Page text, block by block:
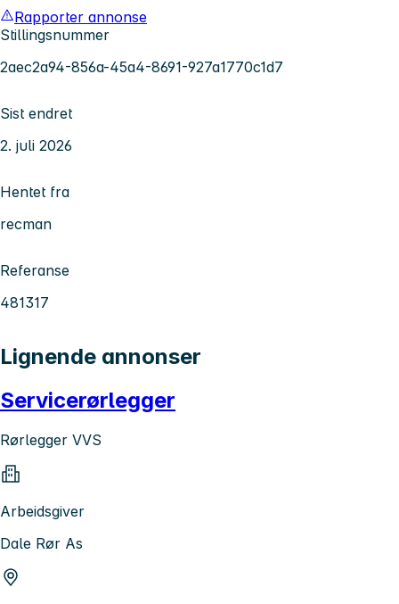
Rapporter annonse
Stillingsnummer
2aec2a94-856a-45a4-8691-927a1770c1d7
Sist endret
2. juli 2026
Hentet fra
recman
Referanse
481317
Lignende annonser
Servicerørlegger
Rørlegger VVS
Arbeidsgiver
Dale Rør As